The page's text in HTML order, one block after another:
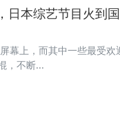
日本综艺节目火到
幕上，而其中一些最受
，不断...